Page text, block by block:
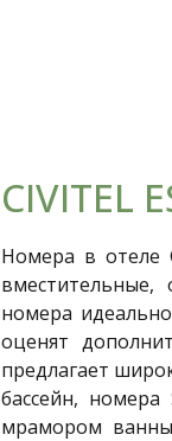
CIVITEL
Номера в отеле
номера
оценят
предлагает
бассейн,
мрамором